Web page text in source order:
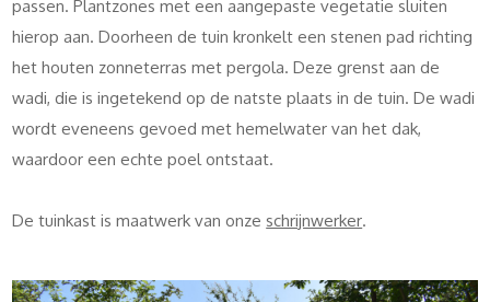
passen. Plantzones met een aangepaste vegetatie sluiten
hierop aan. Doorheen de tuin kronkelt een stenen pad richting
het houten zonneterras met pergola. Deze grenst aan de
wadi, die is ingetekend op de natste plaats in de tuin. De wadi
wordt eveneens gevoed met hemelwater van het dak,
waardoor een echte poel ontstaat.
De tuinkast is maatwerk van onze schrijnwerker.